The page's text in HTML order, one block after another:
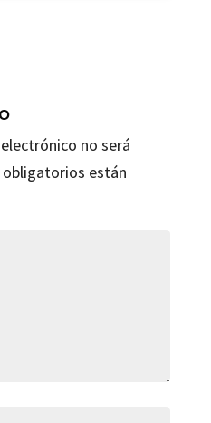
no será
obligatorios están